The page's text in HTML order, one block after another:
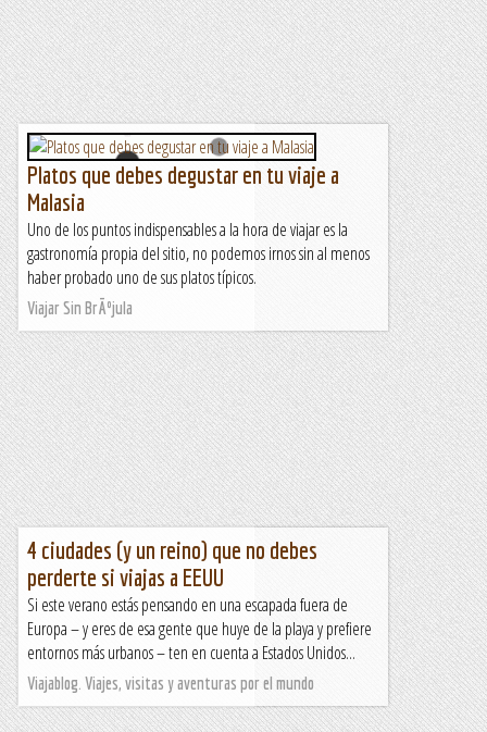
Platos que debes degustar en tu viaje a
Malasia
Uno de los puntos indispensables a la hora de viajar es la
gastronomía propia del sitio, no podemos irnos sin al menos
haber probado uno de sus platos típicos.
Viajar Sin BrÃºjula
4 ciudades (y un reino) que no debes
perderte si viajas a EEUU
Si este verano estás pensando en una escapada fuera de
Europa – y eres de esa gente que huye de la playa y prefiere
entornos más urbanos – ten en cuenta a Estados Unidos...
Viajablog. Viajes, visitas y aventuras por el mundo